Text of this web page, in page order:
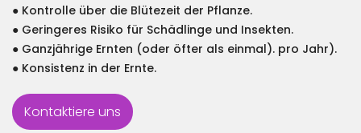
● Kontrolle über die Blütezeit der Pflanze.
● Geringeres Risiko für Schädlinge und Insekten.
● Ganzjährige Ernten (oder öfter als einmal). pro Jahr).
● Konsistenz in der Ernte.
Kontaktiere uns